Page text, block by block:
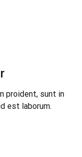
proident, sunt in
est laborum.